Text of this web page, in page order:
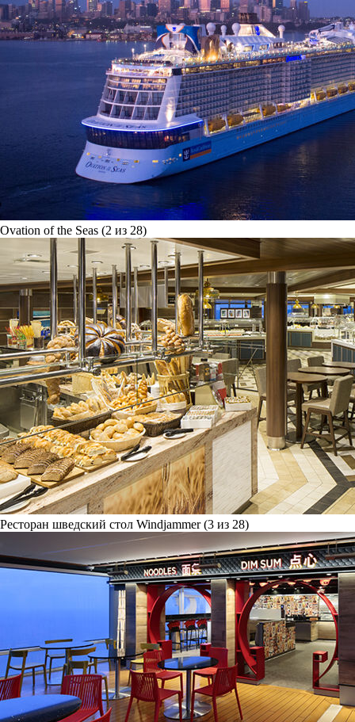
Ovation of the Seas (2 из 28)
Ресторан шведский стол Windjammer (3 из 28)